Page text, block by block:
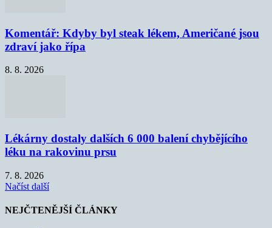
Komentář: Kdyby byl steak lékem, Američané jsou
zdraví jako řípa
8. 8. 2026
Lékárny dostaly dalších 6 000 balení chybějícího
léku na rakovinu prsu
7. 8. 2026
Načíst další
NEJČTENĚJŠÍ ČLÁNKY